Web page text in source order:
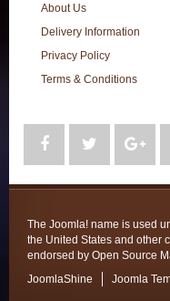
About Us
Delivery Information
Privacy Policy
Terms & Conditions
The Joomla! name is used
the United States and other
endorsed by Open Source
JoomlaShine
Joomla